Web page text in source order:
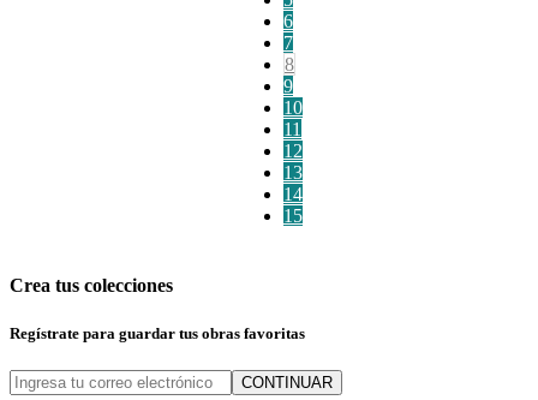
6
7
8
9
10
11
12
13
14
15
Crea tus colecciones
Regístrate para guardar tus obras favoritas
CONTINUAR